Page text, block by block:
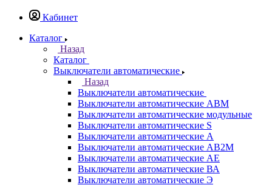
Кабинет
Каталог
Назад
Каталог
Выключатели автоматические
Назад
Выключатели автоматические
Выключатели автоматические АВМ
Выключатели автоматические модульные
Выключатели автоматические S
Выключатели автоматические А
Выключатели автоматические АВ2М
Выключатели автоматические АЕ
Выключатели автоматические ВА
Выключатели автоматические Э